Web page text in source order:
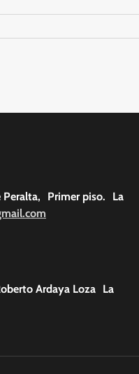
Peralta, Primer piso. La
Ardaya Loza La